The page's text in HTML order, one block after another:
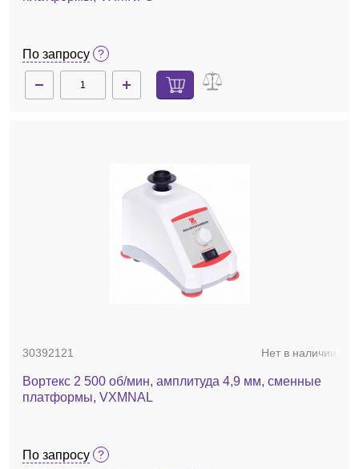
По запросу
30392121 Нет в наличии
Вортекс 2 500 об/мин, амплитуда 4,9 мм, сменные
платформы, VXMNAL
По запросу